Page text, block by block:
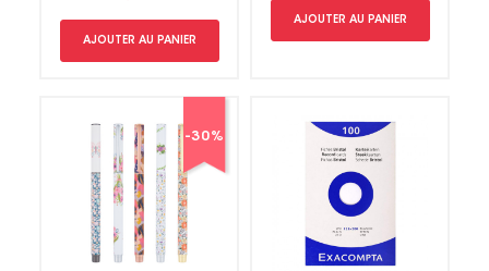
AJOUTER AU PANIER
AJOUTER AU PANIER
-30%